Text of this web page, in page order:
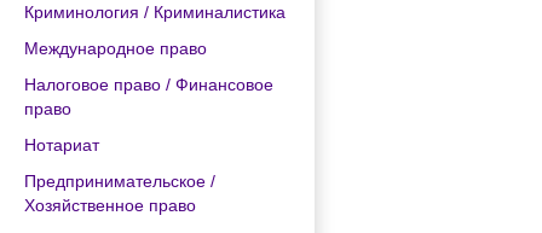
Криминология / Криминалистика
Международное право
Налоговое право / Финансовое
право
Нотариат
Предпринимательское /
Хозяйственное право